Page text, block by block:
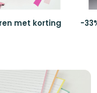
met korting -